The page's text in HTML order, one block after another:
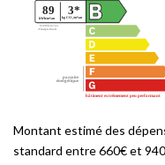
Montant estimé des
standard entre 660€ et